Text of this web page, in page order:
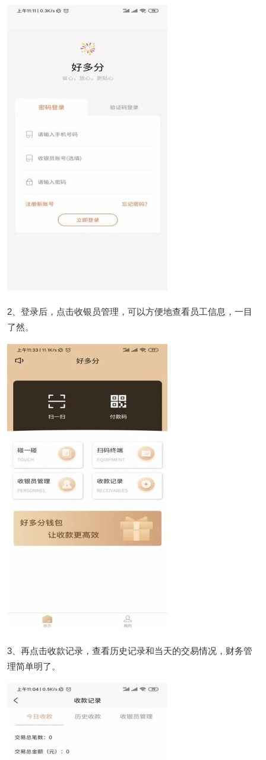
2、登录后，点击收银员管理，可以方便地查看员工信息，一目
了然。
3、再点击收款记录，查看历史记录和当天的交易情况，财务管
理简单明了。